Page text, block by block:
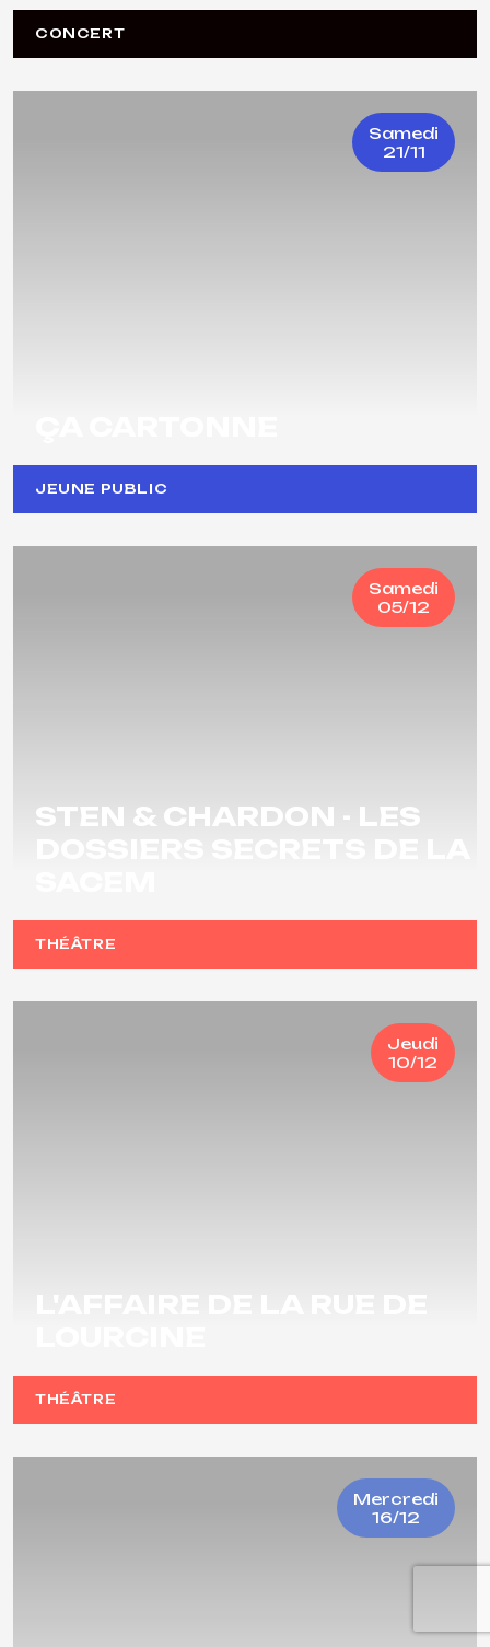
CONCERT
Samedi
21/11
JEUNE PUBLIC
Samedi
05/12
STEN & CHARDON - LES
THÉÂTRE
Jeudi
10/12
THÉÂTRE
Mercredi
16/12